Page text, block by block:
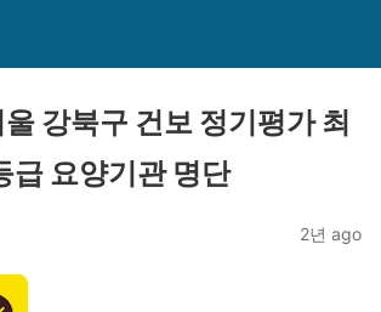
강북구 건보 정기평가 최
급 요양기관 명단
2년 ago